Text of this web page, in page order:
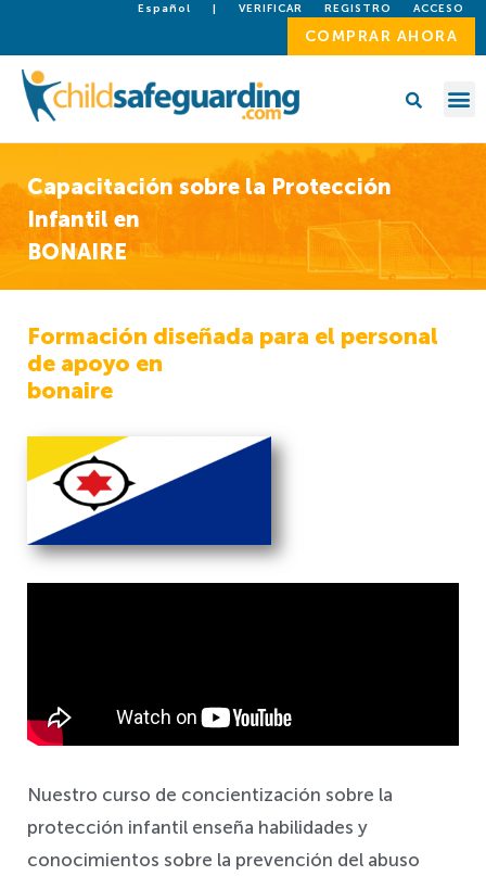
Español | VERIFICAR REGISTRO ACCESO
COMPRAR AHORA
Capacitación sobre la Protección
Infantil en
BONAIRE
Formación diseñada para el personal
de apoyo en
bonaire
Nuestro curso de concientización sobre la
protección infantil enseña habilidades y
conocimientos sobre la prevención del abuso